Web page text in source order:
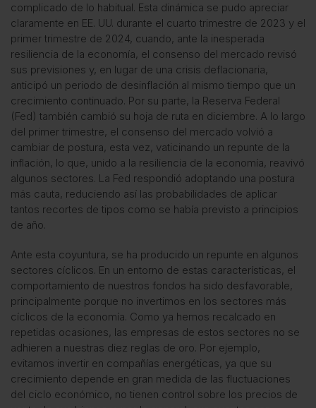
complicado de lo habitual. Esta dinámica se pudo apreciar
claramente en EE. UU. durante el cuarto trimestre de 2023 y el
primer trimestre de 2024, cuando, ante la inesperada
resiliencia de la economía, el consenso del mercado revisó
sus previsiones y, en lugar de una crisis deflacionaria,
anticipó un periodo de desinflación al mismo tiempo que un
crecimiento continuado. Por su parte, la Reserva Federal
(Fed) también cambió su hoja de ruta en diciembre. A lo largo
del primer trimestre, el consenso del mercado volvió a
cambiar de postura, esta vez, vaticinando un repunte de la
inflación, lo que, unido a la resiliencia de la economía, reavivó
algunos sectores. La Fed respondió adoptando una postura
más cauta, reduciendo así las probabilidades de aplicar
tantos recortes de tipos como se había previsto a principios
de año.
Ante esta coyuntura, se ha producido un repunte en algunos
sectores cíclicos. En un entorno de estas características, el
comportamiento de nuestros fondos ha sido desfavorable,
principalmente porque no invertimos en los sectores más
cíclicos de la economía. Como ya hemos recalcado en
repetidas ocasiones, las empresas de estos sectores no se
adhieren a nuestras diez reglas de oro. Por ejemplo,
evitamos invertir en compañías energéticas, ya que su
crecimiento depende en gran medida de las fluctuaciones
del ciclo económico, no tienen control sobre los precios de